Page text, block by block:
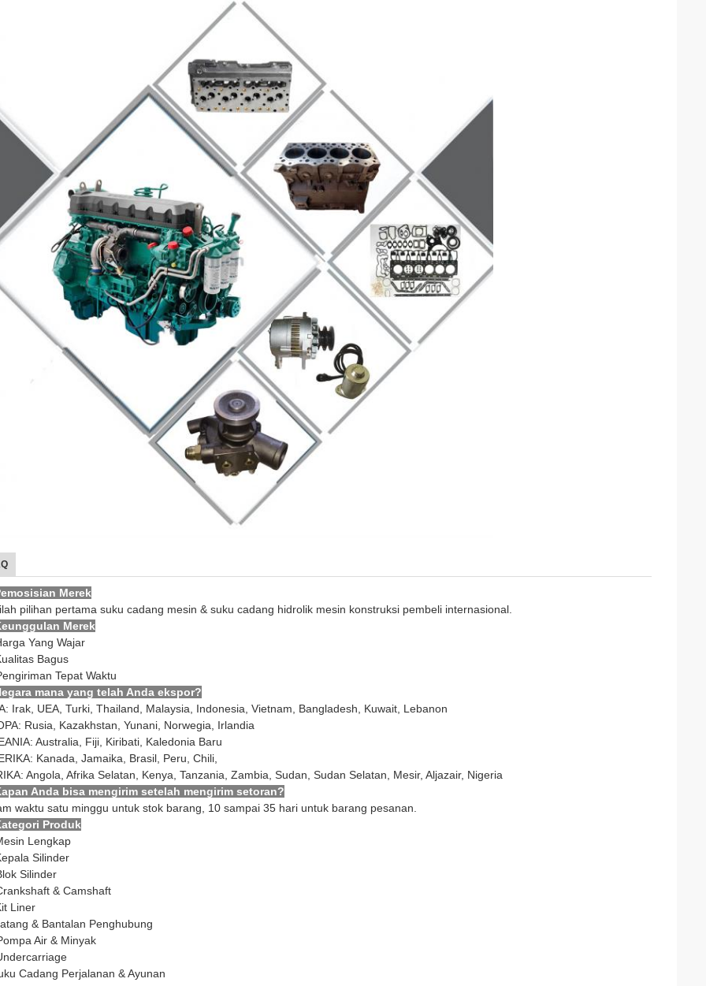
Merek
pilihan pertama suku cadang mesin & suku cadang hidrolik mesin konstruksi pembeli internasional.
Merek
Yang Wajar
Bagus
Tepat Waktu
mana yang telah Anda ekspor?
Irak, UEA, Turki, Thailand, Malaysia, Indonesia, Vietnam, Bangladesh, Kuwait, Lebanon
Rusia, Kazakhstan, Yunani, Norwegia, Irlandia
Australia, Fiji, Kiribati, Kaledonia Baru
Kanada, Jamaika, Brasil, Peru, Chili,
Angola, Afrika Selatan, Kenya, Tanzania, Zambia, Sudan, Sudan Selatan, Mesir, Aljazair, Nigeria
Anda bisa mengirim setelah mengirim setoran?
waktu satu minggu untuk stok barang, 10 sampai 35 hari untuk barang pesanan.
Produk
Lengkap
Silinder
Silinder
& Camshaft
Liner
& Bantalan Penghubung
Air & Minyak
Cadang Perjalanan & Ayunan